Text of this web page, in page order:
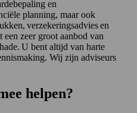
en
planning, maar ook
verzekeringsadvies en
zeer groot aanbod van
U bent altijd van harte
Wij zijn adviseurs
helpen?